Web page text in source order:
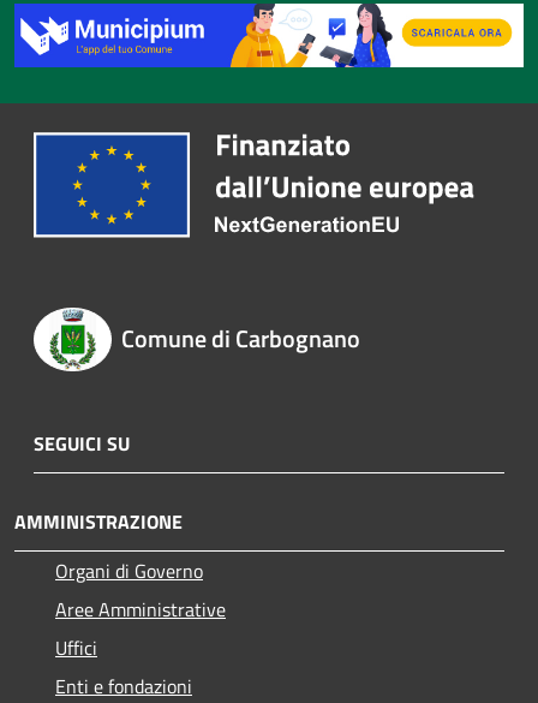
Comune di Carbognano
SEGUICI SU
AMMINISTRAZIONE
Organi di Governo
Aree Amministrative
Uffici
Enti e fondazioni